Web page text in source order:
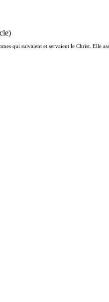
qui suivaient et servaient le Christ.